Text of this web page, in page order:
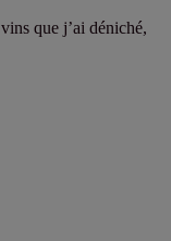
que j’ai déniché,